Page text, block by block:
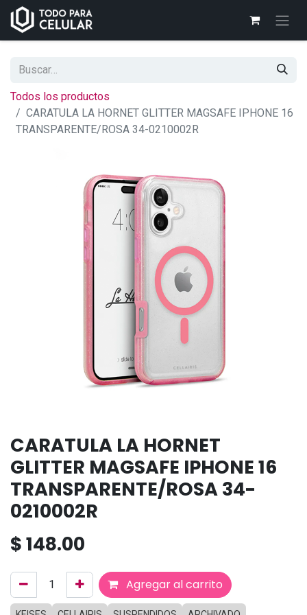
Todos los productos
CARATULA LA HORNET GLITTER MAGSAFE IPHONE 16
TRANSPARENTE/ROSA 34-0210002R
CARATULA LA HORNET
GLITTER MAGSAFE IPHONE 16
TRANSPARENTE/ROSA 34-
0210002R
$148.00
Agregar al carrito